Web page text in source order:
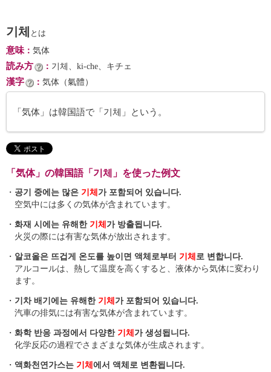
기체 とは
意味： 気体
読み方 ： 기체、ki-che、キチェ
漢字 ： 気体（氣體）
「気体」は韓国語で「기체」という。
「気体」の韓国語「기체」を使った例文
・ 공기 중에는 많은 기체 가 포함되어 있습니다.
空気中には多くの気体が含まれています。
・ 화재 시에는 유해한 기체 가 방출됩니다.
火災の際には有害な気体が放出されます。
・ 알코올은 뜨겁게 온도를 높이면 액체로부터 기체 로 변합니다.
アルコールは、熱して温度を高くすると、液体から気体に変わり
ます。
・ 기차 배기에는 유해한 기체 가 포함되어 있습니다.
汽車の排気には有害な気体が含まれています。
・ 화학 반응 과정에서 다양한 기체 가 생성됩니다.
化学反応の過程でさまざまな気体が生成されます。
・ 액화천연가스는 기체 에서 액체로 변환됩니다.